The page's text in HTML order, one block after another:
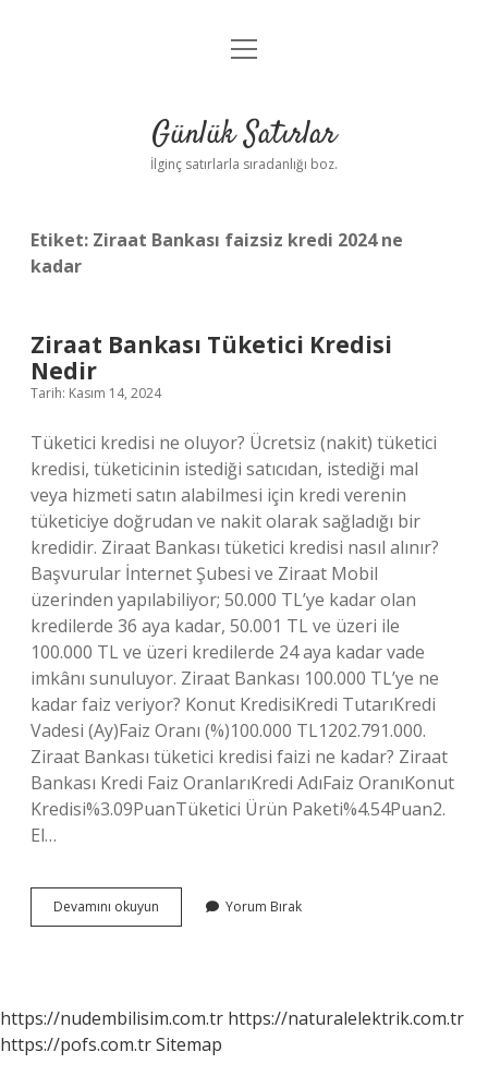
Anasayfa
Yasal Uyarı
menüyü
Günlük Satırlar
İlginç satırlarla sıradanlığı boz.
Etiket: Ziraat Bankası faizsiz kredi 2024 ne
kadar
Ziraat Bankası Tüketici Kredisi
Nedir
Tarih: Kasım 14, 2024
Tüketici kredisi ne oluyor? Ücretsiz (nakit) tüketici
kredisi, tüketicinin istediği satıcıdan, istediği mal
veya hizmeti satın alabilmesi için kredi verenin
tüketiciye doğrudan ve nakit olarak sağladığı bir
kredidir. Ziraat Bankası tüketici kredisi nasıl alınır?
Başvurular İnternet Şubesi ve Ziraat Mobil
üzerinden yapılabiliyor; 50.000 TL’ye kadar olan
kredilerde 36 aya kadar, 50.001 TL ve üzeri ile
100.000 TL ve üzeri kredilerde 24 aya kadar vade
imkânı sunuluyor. Ziraat Bankası 100.000 TL’ye ne
kadar faiz veriyor? Konut KredisiKredi TutarıKredi
Vadesi (Ay)Faiz Oranı (%)100.000 TL1202.791.000.
Ziraat Bankası tüketici kredisi faizi ne kadar? Ziraat
Bankası Kredi Faiz OranlarıKredi AdıFaiz OranıKonut
Kredisi%3.09PuanTüketici Ürün Paketi%4.54Puan2.
El…
Devamını okuyun
Bankası
Yorum Bırak
https://nudembilisim.com.tr https://naturalelektrik.com.tr
https://pofs.com.trSitemap